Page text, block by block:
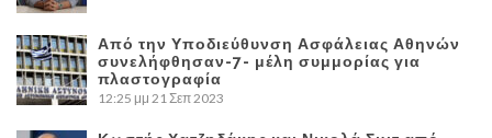
Από την Υποδιεύθυνση Ασφάλειας Αθηνών
συνελήφθησαν-7- μέλη συμμορίας για
πλαστογραφία
12:25 μμ 21 Σεπ 2023